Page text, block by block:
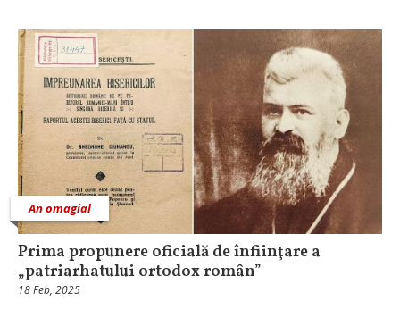
An omagial
Prima propunere oficială de înfiinţare a
„patriarhatului ortodox român”
18 Feb, 2025